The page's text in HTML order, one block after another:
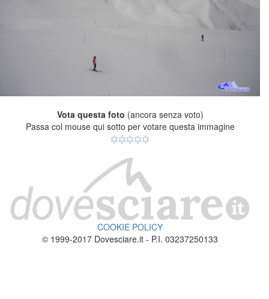
Vota questa foto (ancora senza voto)
Passa col mouse qui sotto per votare questa immagine
COOKIE POLICY
© 1999-2017 Dovesciare.it - P.I. 03237250133